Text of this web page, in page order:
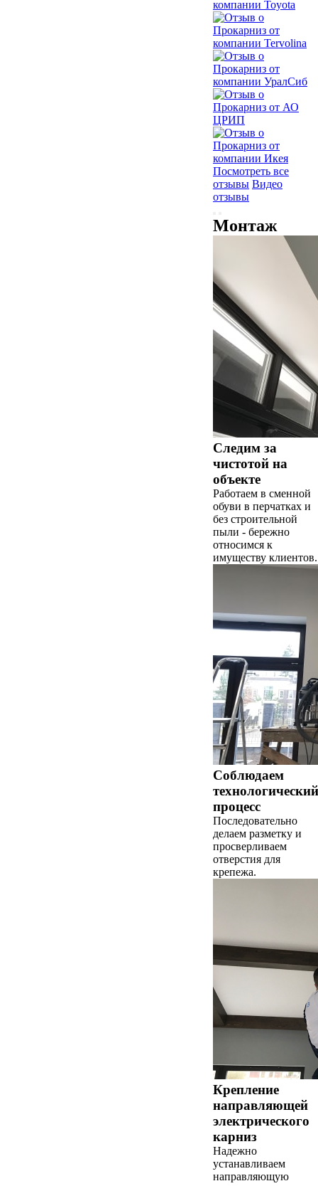
Посмотреть все
отзывы Видео
отзывы
Монтаж
Следим за
чистотой на
объекте
Работаем в сменной
обуви в перчатках и
без строительной
пыли - бережно
относимся к
имуществу клиентов.
Соблюдаем
технологический
процесс
Последовательно
делаем разметку и
просверливаем
отверстия для
крепежа.
Крепление
направляющей
электрического
карниз
Надежно
устанавливаем
направляющую